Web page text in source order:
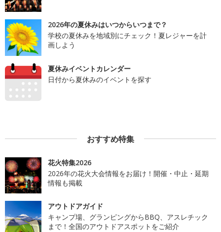
2026年の夏休みはいつからいつまで？
学校の夏休みを地域別にチェック！夏レジャーを計
画しよう
夏休みイベントカレンダー
日付から夏休みのイベントを探す
おすすめ特集
花火特集2026
2026年の花火大会情報をお届け！開催・中止・延期
情報も掲載
アウトドアガイド
キャンプ場、グランピングからBBQ、アスレチック
まで！全国のアウトドアスポットをご紹介